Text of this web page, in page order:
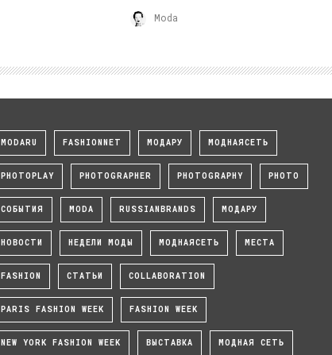
Moda
MODARU FASHIONNET МОДАРУ МОДНАЯСЕТЬ
PHOTOPLAY PHOTOGRAPHER PHOTOGRAPHY PHOTO
СОБЫТИЯ MODA RUSSIANBRANDS МОДАРУ
НОВОСТИ НЕДЕЛИ МОДЫ МОДНАЯСЕТЬ МЕСТА
FASHION СТАТЬИ COLLABORATION
PARIS FASHION WEEK FASHION WEEK
NEW YORK FASHION WEEK ВЫСТАВКА МОДНАЯ СЕТЬ